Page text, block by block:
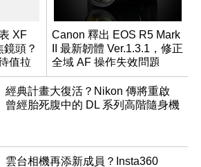
XF
頭？
值拉
Canon 釋出 EOS R5 Mark
II 最新韌體 Ver.1.3.1，修正
全域 AF 操作失效問題
經典計畫大復活？Nikon 傳將重啟
曾經胎死腹中的 DL 系列高階隨身機
雲台相機再添新成員？Insta360